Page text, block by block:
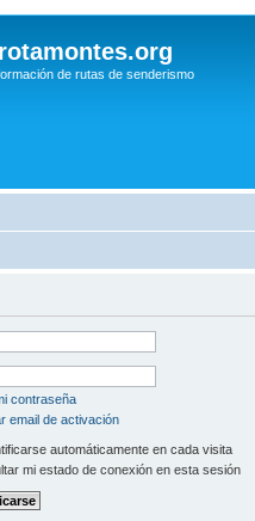
de rutas de senderismo
contraseña
email de activación
automáticamente en cada visita
mi estado de conexión en esta sesión